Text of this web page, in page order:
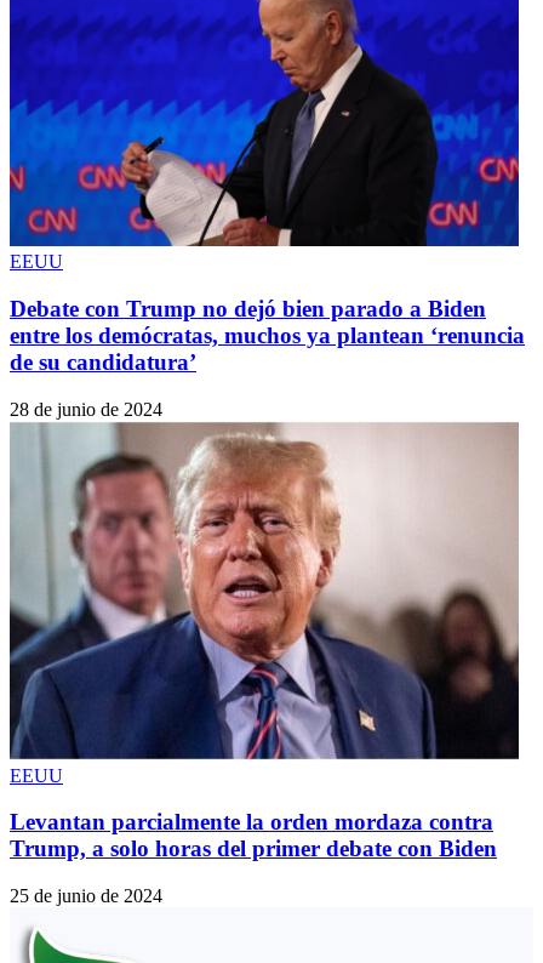
EEUU
Debate con Trump no dejó bien parado a Biden
entre los demócratas, muchos ya plantean ‘renuncia
de su candidatura’
28 de junio de 2024
EEUU
Levantan parcialmente la orden mordaza contra
Trump, a solo horas del primer debate con Biden
25 de junio de 2024